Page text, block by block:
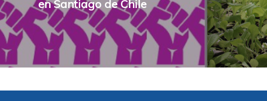
en Santiago de Chile